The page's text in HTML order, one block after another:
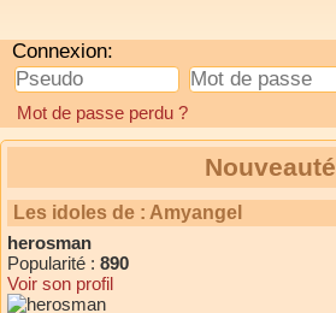
Connexion:
Mot de passe perdu ?
Nouveauté
Les idoles de : Amyangel
herosman
Popularité : 890
Voir son profil